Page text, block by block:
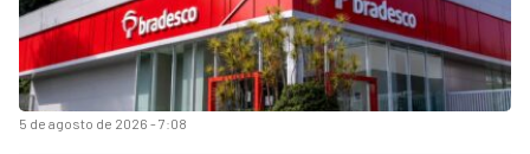
5 de agosto de 2026 - 7:08